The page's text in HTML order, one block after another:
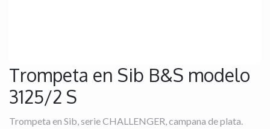
Trompeta en Sib B&S modelo
3125/2 S
Trompeta en Sib, serie CHALLENGER, campana de plata.